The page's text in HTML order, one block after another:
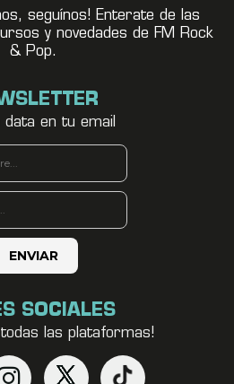
seguínos! Enterate de las
y novedades de FM Rock
& Pop.
data en tu email
SOCIALES
las plataformas!